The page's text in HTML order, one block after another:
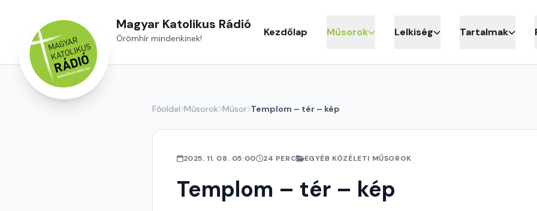
Magyar Katolikus Rádió
Örömhír mindenkinek! Kezdőlap Műsorok Lelkiség Tartalmak
Főoldal Műsorok Műsor Templom – tér – kép
2025. 11. 08. 05:00 24 PERC EGYÉB KÖZÉLETI MŰSOROK
Templom – tér – kép